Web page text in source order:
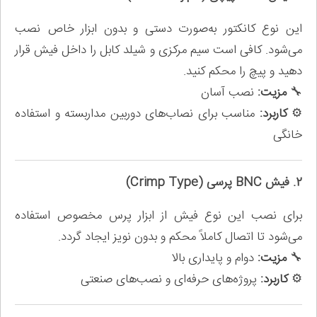
این نوع کانکتور به‌صورت دستی و بدون ابزار خاص نصب
می‌شود. کافی است سیم مرکزی و شیلد کابل را داخل فیش قرار
دهید و پیچ را محکم کنید.
🔧مزیت: نصب آسان
⚙️کاربرد: مناسب برای نصاب‌های دوربین مداربسته و استفاده
خانگی
2. فیش BNC پرسی (Crimp Type)
برای نصب این نوع فیش از ابزار پرس مخصوص استفاده
می‌شود تا اتصال کاملاً محکم و بدون نویز ایجاد گردد.
🔧مزیت: دوام و پایداری بالا
⚙️کاربرد: پروژه‌های حرفه‌ای و نصب‌های صنعتی